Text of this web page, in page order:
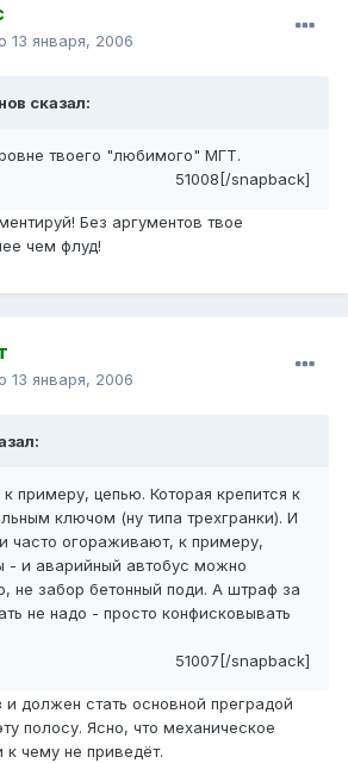
13 января, 2006
сказал:
твоего "любимого" МГТ.
51008[/snapback]
Без аргументов твое
чем флуд!
13 января, 2006
примеру, цепью. Которая крепится к
ключом (ну типа трехгранки). И
часто огораживают, к примеру,
- и аварийный автобус можно
не забор бетонный поди. А штраф за
не надо - просто конфисковывать
51007[/snapback]
должен стать основной преградой
полосу. Ясно, что механическое
чему не приведёт.